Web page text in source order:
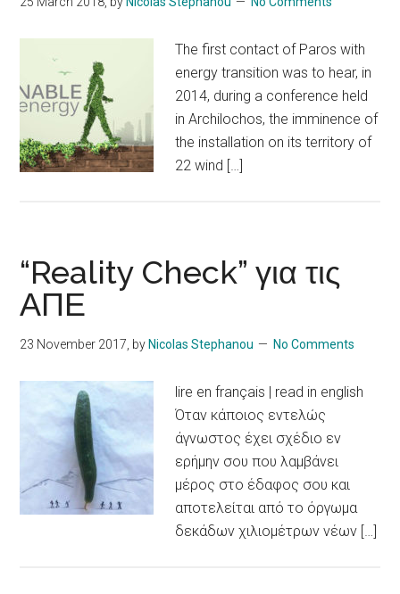
The first contact of Paros with
energy transition was to hear, in
2014, during a conference held
in Archilochos, the imminence of
the installation on its territory of
22 wind […]
“Reality Check” για τις
ΑΠΕ
23 November 2017, by Nicolas Stephanou No Comments
lire en français | read in english
Όταν κάποιος εντελώς
άγνωστος έχει σχέδιο εν
ερήμην σου που λαμβάνει
μέρος στο έδαφος σου και
αποτελείται από το όργωμα
δεκάδων χιλιομέτρων νέων […]